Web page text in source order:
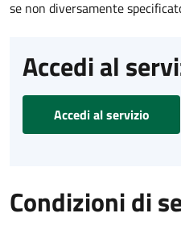
se non diversamente
Accedi al
Accedi al servizio
Condizioni di